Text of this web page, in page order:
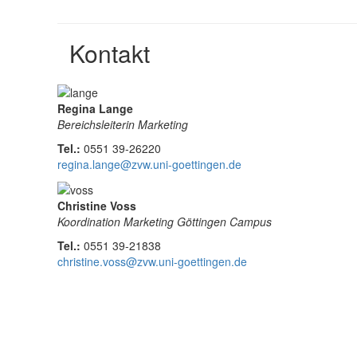
Kontakt
Regina Lange
Bereichsleiterin Marketing
Tel.: 0551 39-26220
regina.lange@zvw.uni-goettingen.de
Christine Voss
Koordination Marketing Göttingen Campus
Tel.: 0551 39-21838
christine.voss@zvw.uni-goettingen.de